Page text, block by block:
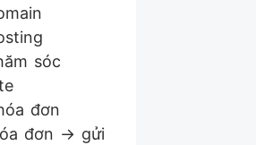
sóc
đơn
đơn -> gửi